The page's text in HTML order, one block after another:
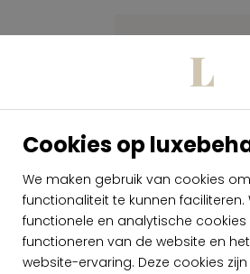
Cookies op
We maken gebruik van cookies
functionaliteit te kunnen faciliteren.
functionele en analytische
functioneren van de website en
website-ervaring. Deze cookies
Arte Flavor
Sakura
€ 189,00 per